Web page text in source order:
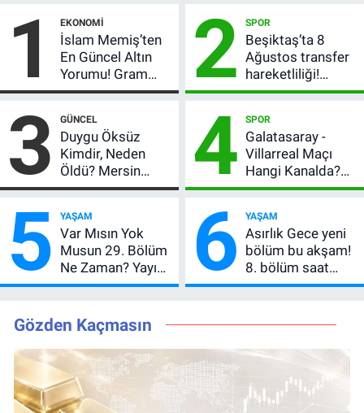
1 EKONOMI
İslam Memiş’ten
En Güncel Altın
Yorumu! Gram
Altın İçin 6.350 TL
Beklentisi
Değişmedi
2 SPOR
Beşiktaş’ta 8
Ağustos transfer
hareketliliği!
Yönetim 5 bölge
bastı
3 GÜNCEL
Duygu Öksüz
Kimdir, Neden
Öldü? Mersin
Basınının Acı
4 SPOR
Galatasaray -
Villarreal Maçı
Hangi Kanalda?
Hazırlık Maçı Ne
Kaçta, Nereden
İzlenir?
5 YAŞAM
Var Mısın Yok
Musun 29. Bölüm
Ne Zaman? Yayın
Günü Değişti, Yeni
6 YAŞAM
Asırlık Gece yeni
bölüm bu akşam!
8. bölüm saat
kaçta, TRT 1 canlı
Gözden Kaçmasın